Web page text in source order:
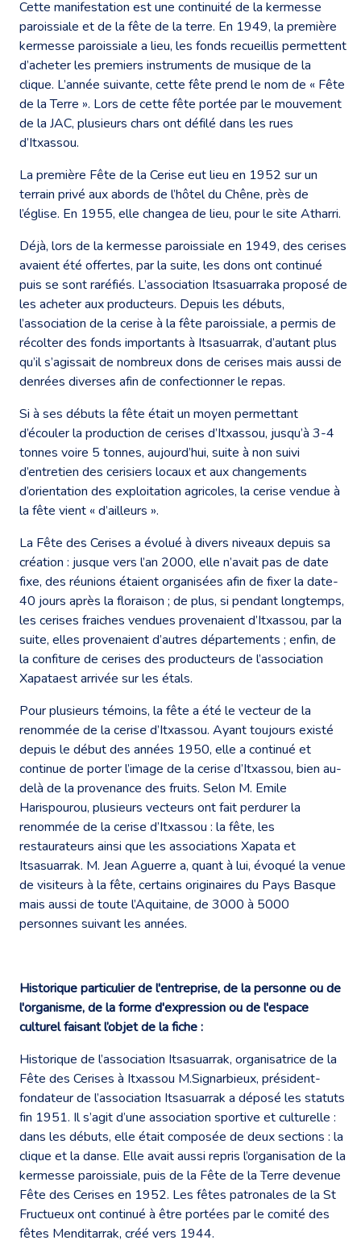
Cette manifestation est une continuité de la kermesse
paroissiale et de la fête de la terre. En 1949, la première
kermesse paroissiale a lieu, les fonds recueillis permettent
d’acheter les premiers instruments de musique de la
clique. L’année suivante, cette fête prend le nom de « Fête
de la Terre ». Lors de cette fête portée par le mouvement
de la JAC, plusieurs chars ont défilé dans les rues
d’Itxassou.
La première Fête de la Cerise eut lieu en 1952 sur un
terrain privé aux abords de l’hôtel du Chêne, près de
l’église. En 1955, elle changea de lieu, pour le site Atharri.
Déjà, lors de la kermesse paroissiale en 1949, des cerises
avaient été offertes, par la suite, les dons ont continué
puis se sont raréfiés. L’association Itsasuarraka proposé de
les acheter aux producteurs. Depuis les débuts,
l’association de la cerise à la fête paroissiale, a permis de
récolter des fonds importants à Itsasuarrak, d’autant plus
qu’il s’agissait de nombreux dons de cerises mais aussi de
denrées diverses afin de confectionner le repas.
Si à ses débuts la fête était un moyen permettant
d’écouler la production de cerises d’Itxassou, jusqu’à 3-4
tonnes voire 5 tonnes, aujourd’hui, suite à non suivi
d’entretien des cerisiers locaux et aux changements
d’orientation des exploitation agricoles, la cerise vendue à
la fête vient « d’ailleurs ».
La Fête des Cerises a évolué à divers niveaux depuis sa
création : jusque vers l’an 2000, elle n’avait pas de date
fixe, des réunions étaient organisées afin de fixer la date-
40 jours après la floraison ; de plus, si pendant longtemps,
les cerises fraiches vendues provenaient d’Itxassou, par la
suite, elles provenaient d’autres départements ; enfin, de
la confiture de cerises des producteurs de l’association
Xapataest arrivée sur les étals.
Pour plusieurs témoins, la fête a été le vecteur de la
renommée de la cerise d’Itxassou. Ayant toujours existé
depuis le début des années 1950, elle a continué et
continue de porter l’image de la cerise d’Itxassou, bien au-
delà de la provenance des fruits. Selon M. Emile
Harispourou, plusieurs vecteurs ont fait perdurer la
renommée de la cerise d’Itxassou : la fête, les
restaurateurs ainsi que les associations Xapata et
Itsasuarrak. M. Jean Aguerre a, quant à lui, évoqué la venue
de visiteurs à la fête, certains originaires du Pays Basque
mais aussi de toute l’Aquitaine, de 3000 à 5000
personnes suivant les années.
Historique particulier de l'entreprise, de la personne ou de
l'organisme, de la forme d'expression ou de l'espace
culturel faisant l’objet de la fiche :
Historique de l’association Itsasuarrak, organisatrice de la
Fête des Cerises à Itxassou M.Signarbieux, président-
fondateur de l’association Itsasuarrak a déposé les statuts
fin 1951. Il s’agit d’une association sportive et culturelle :
dans les débuts, elle était composée de deux sections : la
clique et la danse. Elle avait aussi repris l’organisation de la
kermesse paroissiale, puis de la Fête de la Terre devenue
Fête des Cerises en 1952. Les fêtes patronales de la St
Fructueux ont continué à être portées par le comité des
fêtes Menditarrak, créé vers 1944.